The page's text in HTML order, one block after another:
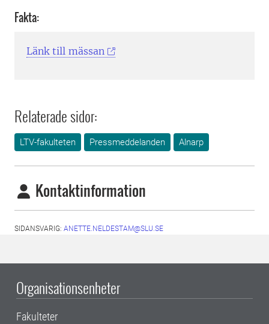
Fakta:
Länk till mässan
Relaterade sidor:
LTV-fakulteten Pressmeddelanden Alnarp
Kontaktinformation
SIDANSVARIG: ANETTE.NELDESTAM@SLU.SE
Organisationsenheter
Fakulteter